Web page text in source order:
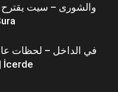
والشورى – سيت
بين ميرت و ايلام | İcerde